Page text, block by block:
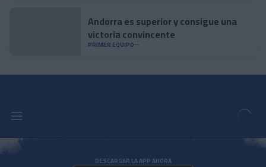
Andorra es superior y consigue una
victoria convincente
PRIMER EQUIPO
DESCARGAR LA APP AHORA